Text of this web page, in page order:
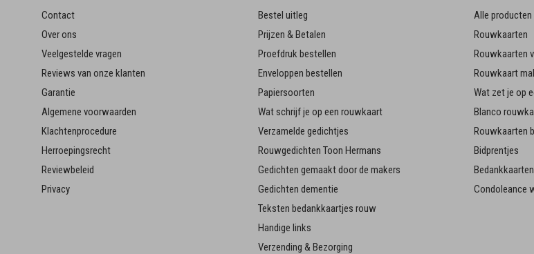
Contact
Over ons
Veelgestelde vragen
Reviews van onze klanten
Garantie
Algemene voorwaarden
Klachtenprocedure
Herroepingsrecht
Reviewbeleid
Privacy
Bestel uitleg
Prijzen & Betalen
Proefdruk bestellen
Enveloppen bestellen
Papiersoorten
Wat schrijf je op een rouwkaart
Verzamelde gedichtjes
Rouwgedichten Toon Hermans
Gedichten gemaakt door de makers
Gedichten dementie
Teksten bedankkaartjes rouw
Handige links
Verzending & Bezorging
Alle
Rouwkaarten
Rouwkaarten
Rouwkaart
Wat zet je op
Blanco
Rouwkaarten
Bidprentjes
Condoleance